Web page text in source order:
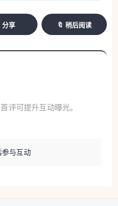
分享 🔖 稍后阅读
评可提升互动曝光。
参与互动